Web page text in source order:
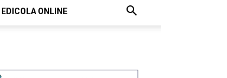
EDICOLA ONLINE